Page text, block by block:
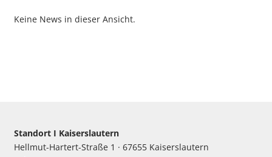
Keine News in dieser Ansicht.
Standort I Kaiserslautern
Hellmut-Hartert-Straße 1 · 67655 Kaiserslautern